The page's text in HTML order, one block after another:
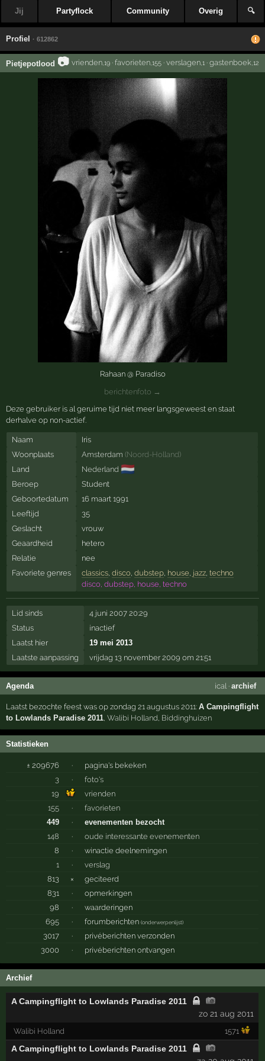
Jij Partyflock Community Overig 🔍
Profiel · 612862
Pietjepotlood 📷 vrienden,19· favorieten,155· verslagen,1· gastenboek ,12
Rahaan @ Paradiso
berichtenfoto →
Deze gebruiker is al geruime tijd niet meer langsgeweest en staat
derhalve op non-actief.
Naam
Iris
Woonplaats
Amsterdam (Noord-Holland)
Land
Nederland 🇳🇱
Beroep
Student
Geboortedatum
16 maart 1991
Leeftijd
35
Geslacht
vrouw
Geaardheid
hetero
Relatie
nee
Favoriete genres
classics, disco, dubstep, house, jazz, techno
disco, dubstep, house, techno
Lid sinds
4 juni 2007 20:29
Status
inactief
Laatst hier
19 mei 2013
Laatste aanpassing
vrijdag 13 november 2009 om 21:51
Agenda ical· archief
Laatst bezochte feest was op zondag 21 augustus 2011:A Campingflight
to Lowlands Paradise 2011 ,Walibi Holland Biddinghuizen
Statistieken
± 209676 ·
pagina's bekeken
3
·
foto's
19
vrienden
155
·
favorieten
449
·
evenementen bezocht
148
·
oude interessante evenementen
8
·
winactie deelnemingen
1
·
verslag
813
×
geciteerd
831
·
opmerkingen
98
·
waarderingen
695
· forumberichten(onderwerpenlijst)
3017 ·
privéberichten verzonden
3000
· privéberichten ontvangen
Archief
A Campingflight to Lowlands Paradise 2011
zo 21 aug 2011
Walibi Holland 1571
A Campingflight to Lowlands Paradise 2011